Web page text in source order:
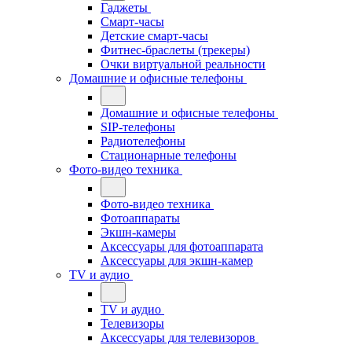
Гаджеты
Смарт-часы
Детские смарт-часы
Фитнес-браслеты (трекеры)
Очки виртуальной реальности
Домашние и офисные телефоны
Домашние и офисные телефоны
SIP-телефоны
Радиотелефоны
Стационарные телефоны
Фото-видео техника
Фото-видео техника
Фотоаппараты
Экшн-камеры
Аксессуары для фотоаппарата
Аксессуары для экшн-камер
TV и аудио
TV и аудио
Телевизоры
Аксессуары для телевизоров